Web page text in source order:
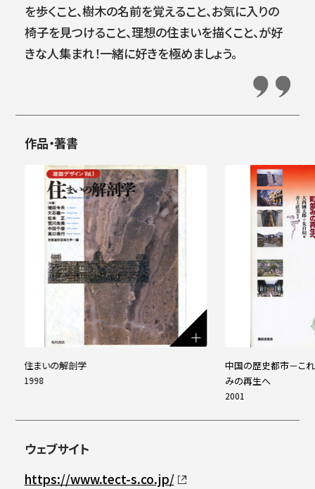
を歩くこと、樹木の名前を覚えること、お気に入りの
椅子を見つけること、理想の住まいを描くこと、が好
きな人集まれ！一緒に好きを極めましょう。
作品・著書
住まいの解剖学
1998
中国の歴史都市－こ
みの再生へ
2001
ウェブサイト
https://www.tect-s.co.jp/